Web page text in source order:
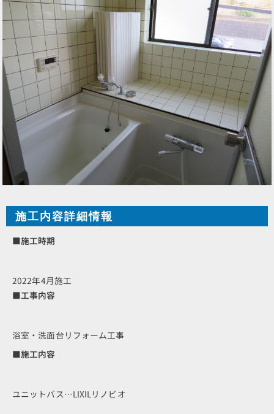
施工内容詳細情報
■施工時期
2022年4月施工
■工事内容
浴室・洗面台リフォーム工事
■施工内容
ユニットバス…LIXILリノビオ